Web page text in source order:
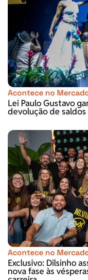
Acontece no
Lei Paulo Gustavo
devolução de
Acontece no
Exclusivo: Dilsinho
nova fase às